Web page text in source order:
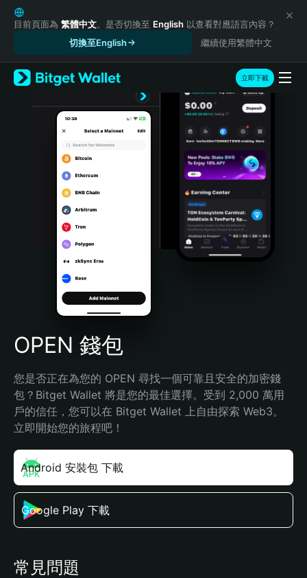
English
日本語
Русский
Español (Latinoamérica)
Türkçe
Português (Portugal)
Bahasa Indonesia
Português (Brasil)
Español (Argentina)
目前頁面為 繁體中文。是否切換至 English 以查看對應語言內容？
切換至English
繼續使用繁體中文
立即下載
OPEN 錢包
您是否正在為您的 OPEN 尋找一個可靠且安全的加密錢
包？Bitget Wallet 將是您的最佳選擇。受到 2,000 萬用
戶的信任，您可以在 Bitget Wallet 上自由探索 Web3。
立即開始您的旅程吧！
Android 安裝包 下載
Google Play 下載
常見問題